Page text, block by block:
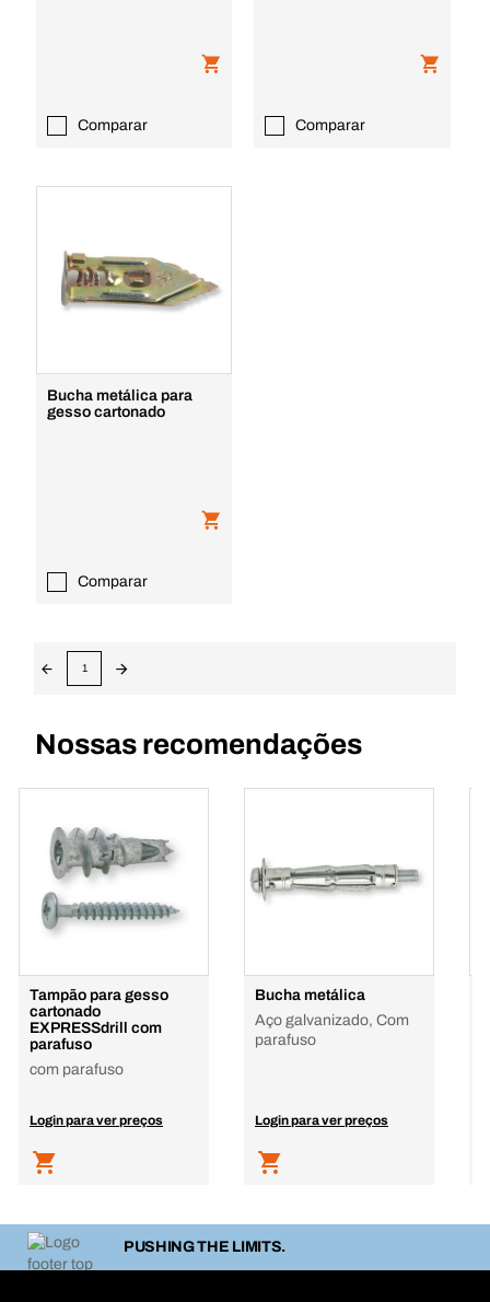
Comparar Comparar
Bucha metálica para
gesso cartonado
Comparar
1
Nossas recomendações
Tampão para gesso
cartonado
EXPRESSdrill com
parafuso
com parafuso
Login para ver preços
Bucha metálica
Aço galvanizado, Com
parafuso
Login para ver preços
PUSHING THE LIMITS.